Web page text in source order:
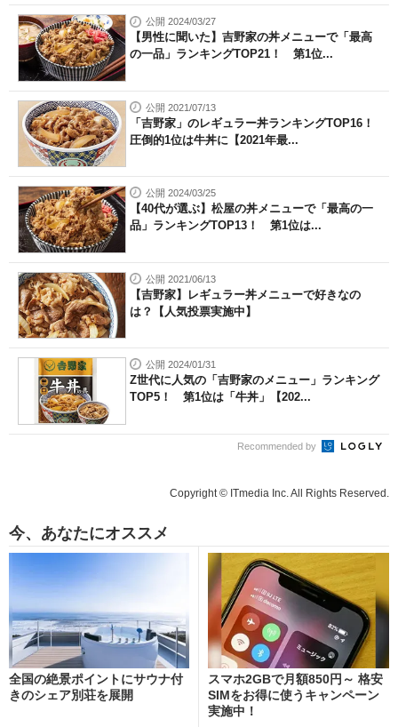
公開 2024/03/27
【男性に聞いた】吉野家の丼メニューで「最高
の一品」ランキングTOP21！ 第1位...
公開 2021/07/13
「吉野家」のレギュラー丼ランキングTOP16！
圧倒的1位は牛丼に【2021年最...
公開 2024/03/25
【40代が選ぶ】松屋の丼メニューで「最高の一
品」ランキングTOP13！ 第1位は...
公開 2021/06/13
【吉野家】レギュラー丼メニューで好きなの
は？【人気投票実施中】
公開 2024/01/31
Z世代に人気の「吉野家のメニュー」ランキング
TOP5！ 第1位は「牛丼」【202...
Recommended by
Copyright © ITmedia Inc. All Rights Reserved.
今、あなたにオススメ
全国の絶景ポイントにサウナ付
きのシェア別荘を展開
スマホ2GBで月額850円～ 格安
SIMをお得に使うキャンペーン
実施中！